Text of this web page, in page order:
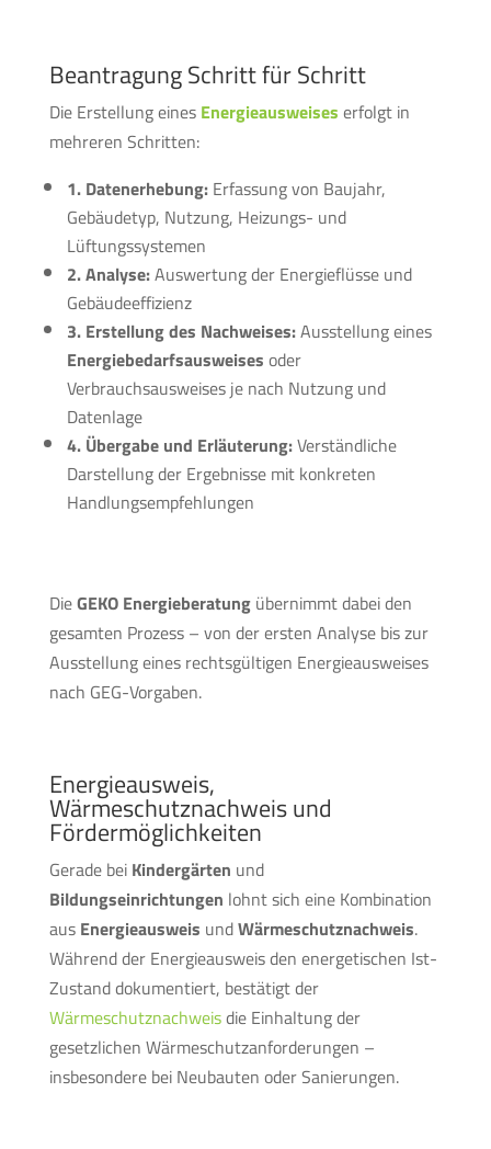
Beantragung Schritt für Schritt
Die Erstellung einesEnergieausweiseserfolgt in
mehreren Schritten:
1. Datenerhebung:Erfassung von Baujahr,
Gebäudetyp, Nutzung, Heizungs- und
Lüftungssystemen
2. Analyse:Auswertung der Energieflüsse und
Gebäudeeffizienz
3. Erstellung des Nachweises:Ausstellung eines
Energiebedarfsausweisesoder
Verbrauchsausweises je nach Nutzung und
Datenlage
4. Übergabe und Erläuterung:Verständliche
Darstellung der Ergebnisse mit konkreten
Handlungsempfehlungen
DieGEKO Energieberatungübernimmt dabei den
gesamten Prozess – von der ersten Analyse bis zur
Ausstellung eines rechtsgültigen Energieausweises
nach GEG-Vorgaben.
Energieausweis,
Wärmeschutznachweis und
Fördermöglichkeiten
Gerade beiKindergärten und
Bildungseinrichtungen lohnt sich eine Kombination
ausEnergieausweis undWärmeschutznachweis.
Während der Energieausweis den energetischen Ist-
Zustand dokumentiert, bestätigt der
Wärmeschutznachweisdie Einhaltung der
gesetzlichen Wärmeschutzanforderungen –
insbesondere bei Neubauten oder Sanierungen.